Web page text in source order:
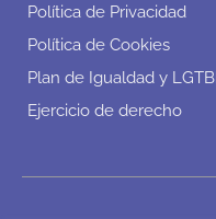
Política de Privacidad
Política de Cookies
Plan de Igualdad y LGTBI
Ejercicio de derecho